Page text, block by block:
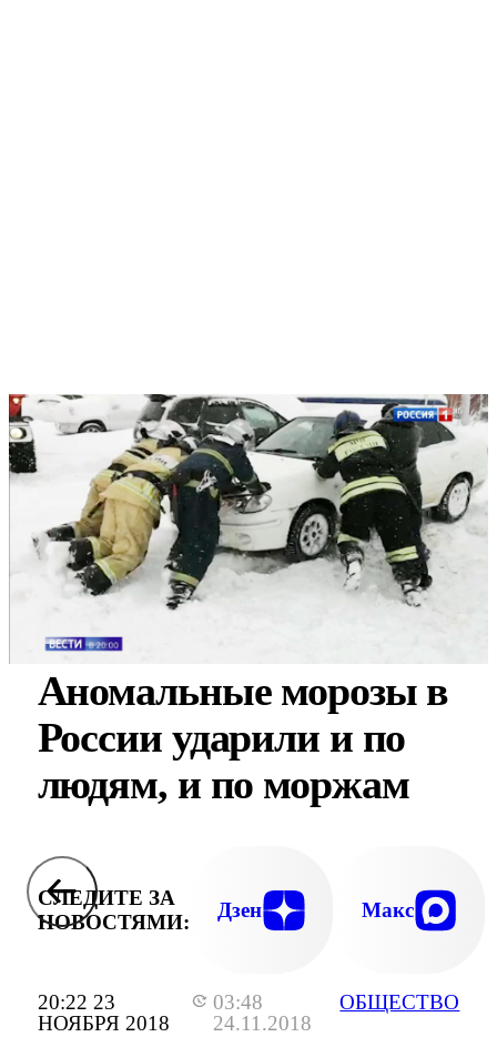
20:22 23
НОЯБРЯ 2018
03:48
24.11.2018
ОБЩЕСТВО
Аномальные морозы в
России ударили и по
людям, и по моржам
СЛЕДИТЕ ЗА
НОВОСТЯМИ:
Дзен Макс